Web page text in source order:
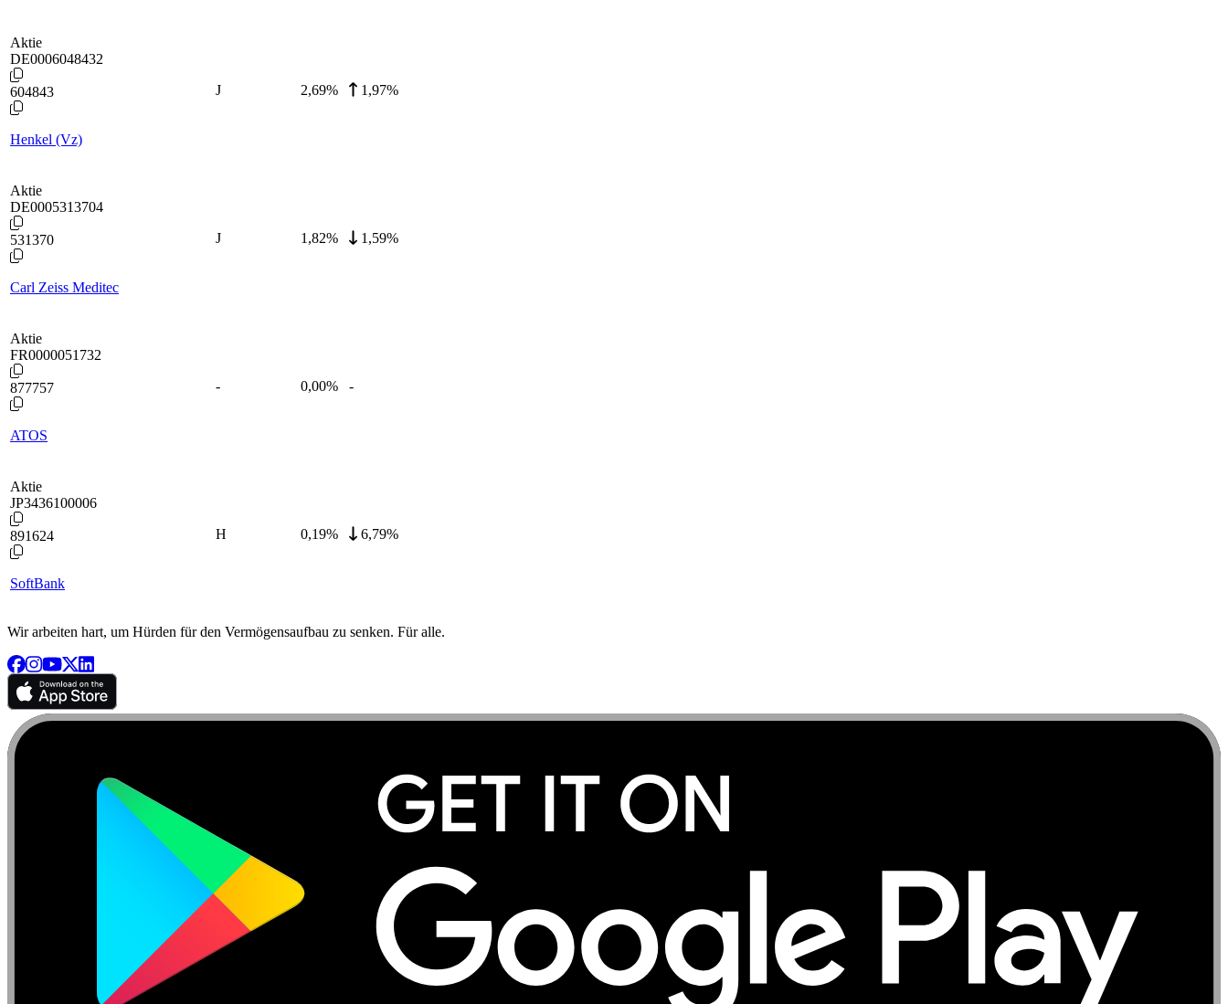
Aktie
DE0006048432
604843
Henkel (Vz)
J 2,69% 1,97%
Aktie
DE0005313704
531370
Carl Zeiss Meditec
J 1,82% 1,59%
Aktie
FR0000051732
877757
ATOS
- 0,00% -
Aktie
JP3436100006
891624
SoftBank
H 0,19% 6,79%
Wir arbeiten hart, um Hürden für den Vermögensaufbau zu senken. Für alle.